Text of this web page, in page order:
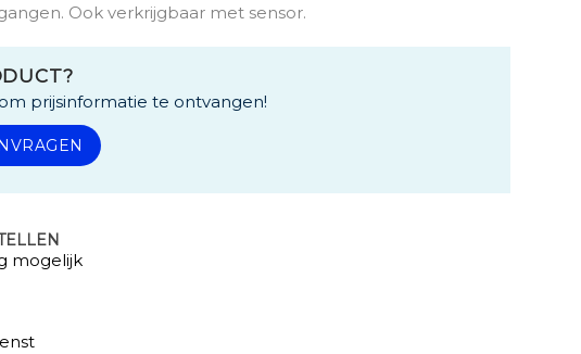
Ook verkrijgbaar met sensor.
prijsinformatie te ontvangen!
mogelijk